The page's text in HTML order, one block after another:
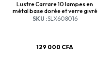
Lustre Carrare 10 lampes en
métal base dorée et verre givré
SKU :SLX608016
129 000 CFA